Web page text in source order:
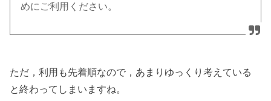
めにご利用ください。
ただ，利用も先着順なので，あまりゆっくり考えている
と終わってしまいますね。